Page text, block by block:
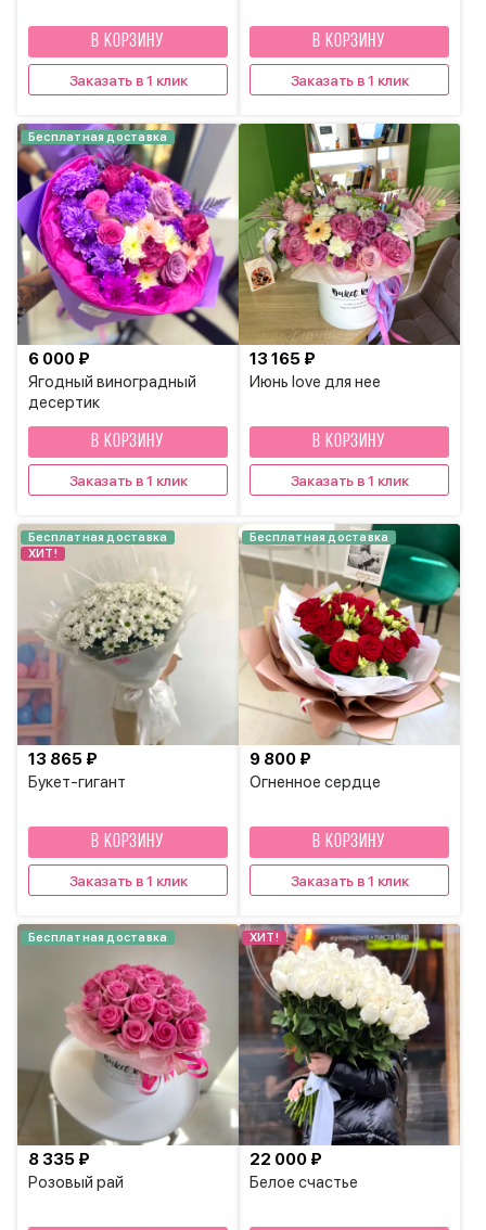
В КОРЗИНУ
Заказать в 1 клик
В КОРЗИНУ
Заказать в 1 клик
Бесплатная доставка
Ягодный виноградный
десертик
6 000 ₽
В КОРЗИНУ
Заказать в 1 клик
Июнь love для нее
13 165 ₽
В КОРЗИНУ
Заказать в 1 клик
Бесплатная доставка
ХИТ!
Букет-гигант
13 865 ₽
В КОРЗИНУ
Заказать в 1 клик
Бесплатная доставка
Огненное сердце
9 800 ₽
В КОРЗИНУ
Заказать в 1 клик
Бесплатная доставка
Розовый рай
8 335 ₽
ХИТ!
Белое счастье
22 000 ₽